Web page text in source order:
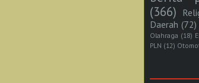
(366)
Daerah (72)
Olahraga (18)
PLN (12)